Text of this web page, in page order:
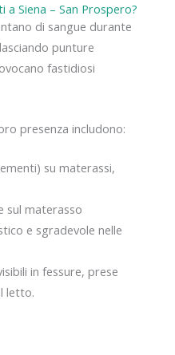
Siena – San Prospero?
di sangue durante
punture
fastidiosi
presenza includono:
su materassi,
sul materasso
e sgradevole nelle
in fessure, prese
letto.